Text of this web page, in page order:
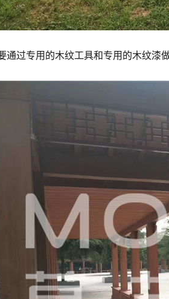
通过专用的木纹工具和专用的木纹漆